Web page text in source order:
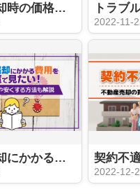
不動産売却時の価格はどう決まる？机上査定と訪問査定の特徴を解説
2022-11-
不動産売却にかかる費用を一覧で見たい！費用の詳細や安くする方法も解説
2022-12-